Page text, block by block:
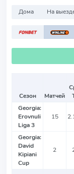
Дома На
Сезон Матчей
Georgia:
Erovnuli
Liga 3
15
Georgia:
David
Kipiani
Cup
2